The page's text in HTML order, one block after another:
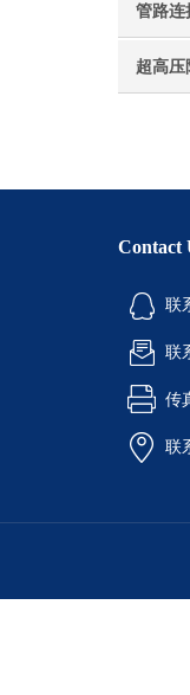
管路连
超高压
Contact
联
联
传
联